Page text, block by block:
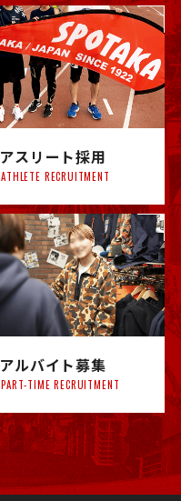
アスリート採用
ATHLETE RECRUITMENT
アルバイト募集
PART-TIME RECRUITMENT